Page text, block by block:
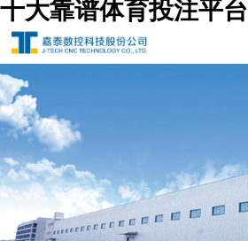
十大靠谱体育投注平台